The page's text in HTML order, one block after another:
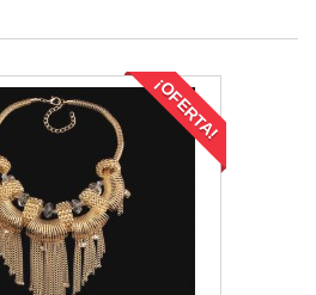
¡OFERTA!